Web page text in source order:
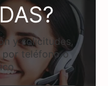
y solicitudes,
por teléfono o